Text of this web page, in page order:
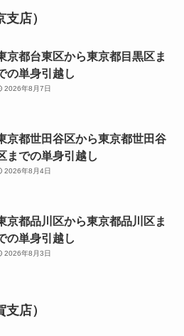
店）
京都台東区から東京都目黒区ま
の単身引越し
2026年8月7日
京都世田谷区から東京都世田谷
までの単身引越し
2026年8月4日
京都品川区から東京都品川区ま
の単身引越し
2026年8月3日
店）